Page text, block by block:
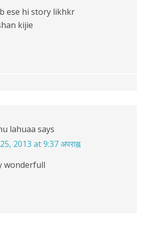
ese hi story likhkr
kijie
lahuaa says
2013 at 9:37 अपराह्न
wonderfull